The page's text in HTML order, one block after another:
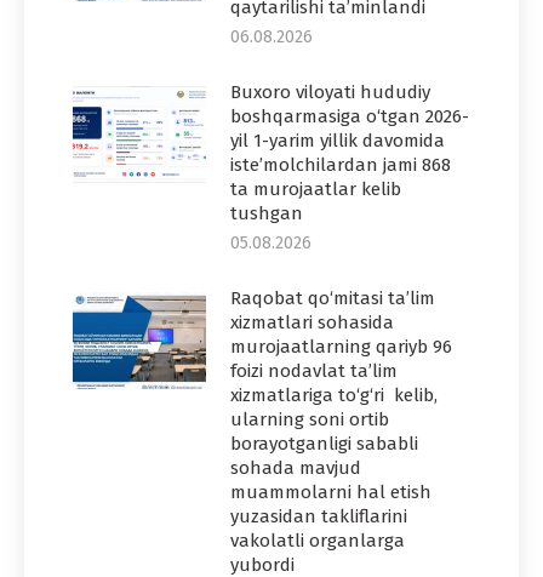
qaytarilishi ta’minlandi
06.08.2026
Buxoro viloyati hududiy
boshqarmasiga o‘tgan 2026-
yil 1-yarim yillik davomida
iste’molchilardan jami 868
ta murojaatlar kelib
tushgan
05.08.2026
Raqobat qo‘mitasi ta’lim
xizmatlari sohasida
murojaatlarning qariyb 96
foizi nodavlat ta’lim
xizmatlariga to‘g‘ri kelib,
ularning soni ortib
borayotganligi sababli
sohada mavjud
muammolarni hal etish
yuzasidan takliflarini
vakolatli organlarga
yubordi